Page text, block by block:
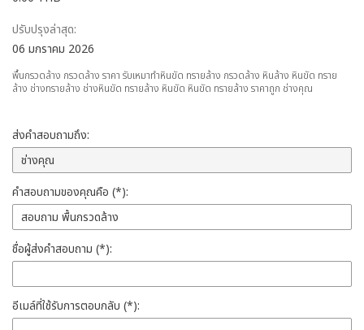
ปรับปรุงล่าสุด:
06 มกราคม 2026
พื้นกรวดล้าง กรวดล้าง ราคา รับเหมาทำหินขัด ทรายล้าง กรวดล้าง หินล้าง หินขัด ทราย
ล้าง ช่างทรายล้าง ช่างหินขัด ทรายล้าง หินขัด หินขัด ทรายล้าง ราคาถูก ช่างคุณ
ส่งคำสอบถามถึง:
คำสอบถามของคุณคือ (*):
ชื่อผู้ส่งคำสอบถาม (*):
อีเมล์ที่ใช้รับการตอบกลับ (*):